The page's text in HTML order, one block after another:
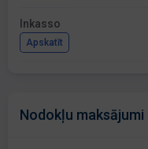
Inkasso
Apskatīt
Nodokļu maksājumi